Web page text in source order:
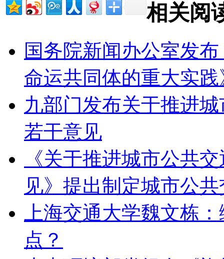
相关阅
国务院新闻办公室发
命运共同体的重大实
九部门发布关于推进
若干意见
《关于推进城市公共
见》提出制定城市公
上海交通大学魏文栋
点？